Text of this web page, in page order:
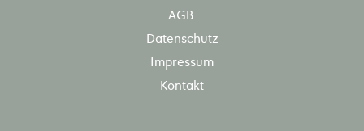
AGB
Datenschutz
Impressum
Kontakt